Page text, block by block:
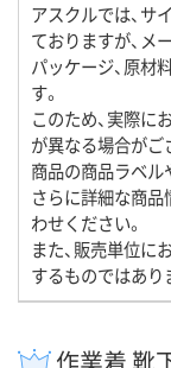
アスクルでは、サ
ておりますが、メ
パッケージ、原材
す。
このため、実際に
が異なる場合がご
商品の商品ラベル
さらに詳細な商品
わせください。
また、販売単位に
するものではあり